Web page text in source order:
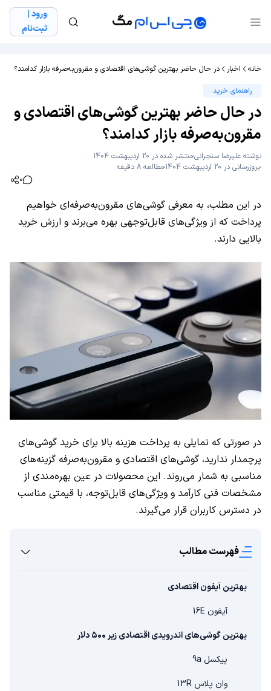
ورود |
ثبت‌نام
خانه اخبار
در حال حاضر بهترین گوشی‌های اقتصادی و مقرون‌به‌صرفه بازار کدامند؟
راهنمای خرید
در حال حاضر بهترین گوشی‌های اقتصادی و
مقرون‌به‌صرفه بازار کدامند؟
نوشته علیرضا سنجرانیمنتشر شده در 20 اردیبهشت 1404
بروزرسانی در 20 اردیبهشت 1404
مطالعه 8 دقیقه
0
در این مطلب، به معرفی گوشی‌های مقرون‌به‌صرفه‌ای خواهیم
پرداخت که از ویژگی‌های قابل‌توجهی بهره می‌برند و ارزش خرید
بالایی دارند.
در صورتی که تمایلی به پرداخت هزینه بالا برای خرید گوشی‌های
پرچمدار ندارید، گوشی‌های اقتصادی و مقرون‌به‌صرفه گزینه‌های
مناسبی به شمار می‌روند. این محصولات در عین بهره‌مندی از
مشخصات فنی کارآمد و ویژگی‌های قابل‌توجه، با قیمتی مناسب
در دسترس کاربران قرار می‌گیرند.
فهرست مطالب
بهترین آیفون اقتصادی
آیفون 16E
بهترین گوشی‌های اندرویدی اقتصادی زیر ۵۰۰ دلار
پیکسل 9a
وان پلاس 13R